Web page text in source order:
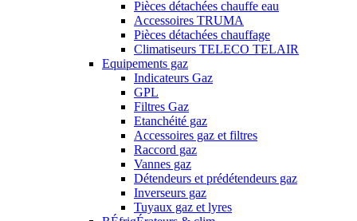
Pièces détachées chauffe eau
Accessoires TRUMA
Pièces détachées chauffage
Climatiseurs TELECO TELAIR
Equipements gaz
Indicateurs Gaz
GPL
Filtres Gaz
Etanchéité gaz
Accessoires gaz et filtres
Raccord gaz
Vannes gaz
Détendeurs et prédétendeurs gaz
Inverseurs gaz
Tuyaux gaz et lyres